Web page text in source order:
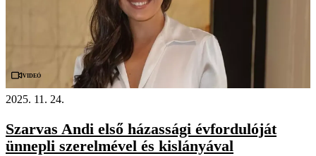
Videó
2025. 11. 24.
Szarvas Andi első házassági évfordulóját
ünnepli szerelmével és kislányával